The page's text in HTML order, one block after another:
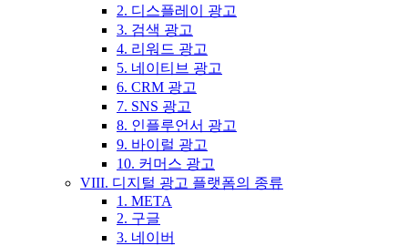
2. 디스플레이 광고
3. 검색 광고
4. 리워드 광고
5. 네이티브 광고
6. CRM 광고
7. SNS 광고
8. 인플루언서 광고
9. 바이럴 광고
10. 커머스 광고
VIII. 디지털 광고 플랫폼의 종류
1. META
2. 구글
3. 네이버